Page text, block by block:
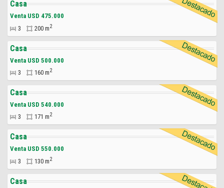
Casa
Venta USD 475.000
3
200 m2
Casa
Venta USD 500.000
3
160 m2
Casa
Venta USD 540.000
3
171 m2
Casa
Venta USD 550.000
3
130 m2
Casa